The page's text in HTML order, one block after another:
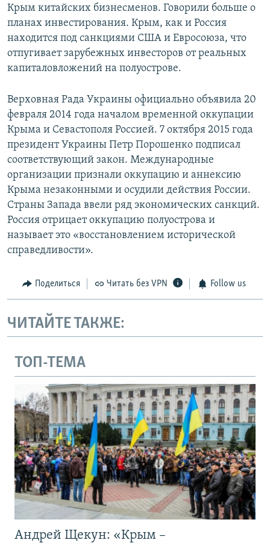
Крым китайских бизнесменов. Говорили больше о
планах инвестирования. Крым, как и Россия
находится под санкциями США и Евросоюза, что
отпугивает зарубежных инвесторов от реальных
капиталовложений на полуострове.
Верховная Рада Украины официально объявила 20
февраля 2014 года началом временной оккупации
Крыма и Севастополя Россией. 7 октября 2015 года
президент Украины Петр Порошенко подписал
соответствующий закон. Международные
организации признали оккупацию и аннексию
Крыма незаконными и осудили действия России.
Страны Запада ввели ряд экономических санкций.
Россия отрицает оккупацию полуострова и
называет это «восстановлением исторической
справедливости».
Поделиться Читать без VPN Follow us
ЧИТАЙТЕ ТАКЖЕ:
ТОП-ТЕМА
Андрей Щекун: «Крым –